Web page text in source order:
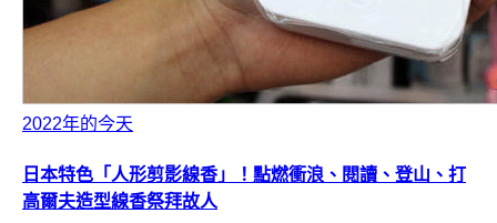
2022年的今天
日本特色「人形剪影線香」！點燃衝浪、閱讀、登山、打
高爾夫造型線香祭拜故人